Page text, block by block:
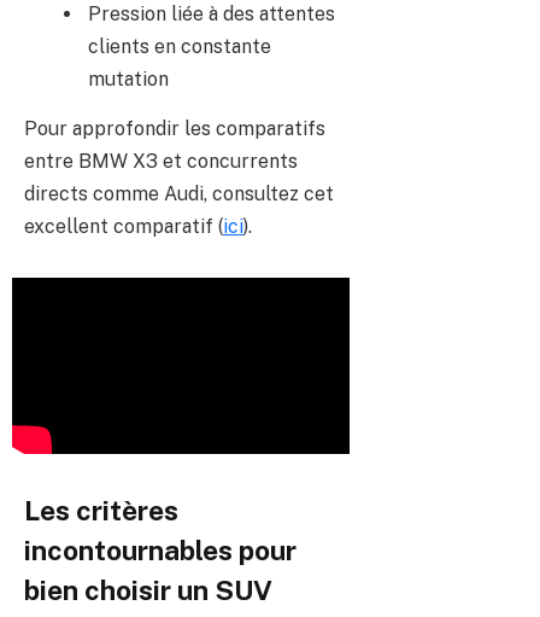
Pression liée à des attentes
clients en constante
mutation
Pour approfondir les comparatifs
entre BMW X3 et concurrents
directs comme Audi, consultez cet
excellent comparatif (ici).
Les critères
incontournables pour
bien choisir un SUV